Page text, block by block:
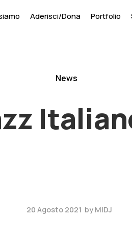
Aderisci/Dona Portfolio
News
20 Agosto 2021 by MIDJ